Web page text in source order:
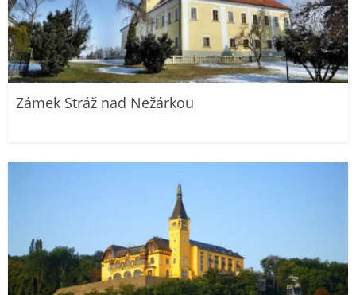
Zámek Stráž nad Nežárkou